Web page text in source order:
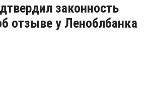
законность
отзыве у Леноблбанка